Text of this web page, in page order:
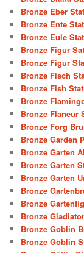
Bronze Eber
Bronze Ente
Bronze Eule
Bronze Figur
Bronze Figur
Bronze Fisch
Bronze Fish
Bronze
Bronze Flaneur
Bronze Forg
Bronze Garden
Bronze Garten
Bronze Garten
Bronze Garten
Bronze
Bronze
Bronze
Bronze Goblin
Bronze Goblin